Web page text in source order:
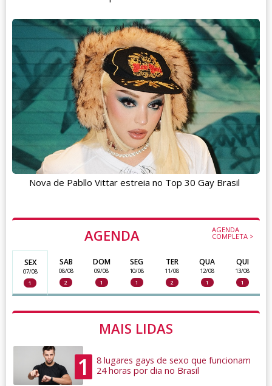
AGENDA AGENDA
COMPLETA >
SEX
07/08
1
SAB
08/08
2
DOM
09/08
1
SEG
10/08
1
TER
11/08
2
QUA
12/08
1
QUI
13/08
1
MAIS LIDAS
1
8 lugares gays de sexo que funcionam
24 horas por dia no Brasil
Nova de Pabllo Vittar estreia no Top 30 Gay Brasil